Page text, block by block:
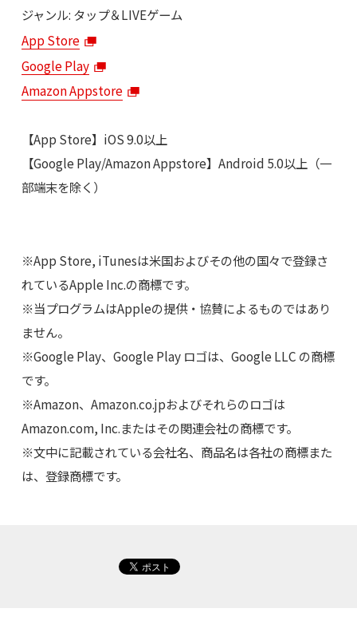
ジャンル: タップ＆LIVEゲーム
App Store
Google Play
Amazon Appstore
【App Store】iOS 9.0以上
【Google Play/Amazon Appstore】Android 5.0以上（一
部端末を除く）
※App Store, iTunesは米国およびその他の国々で登録さ
れているApple Inc.の商標です。
※当プログラムはAppleの提供・協賛によるものではあり
ません。
※Google Play、Google Play ロゴは、Google LLC の商標
です。
※Amazon、Amazon.co.jpおよびそれらのロゴは
Amazon.com, Inc.またはその関連会社の商標です。
※文中に記載されている会社名、商品名は各社の商標また
は、登録商標です。